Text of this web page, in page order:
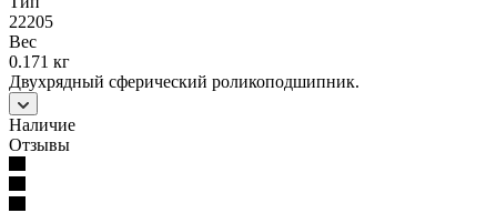
22205
Вес
0.171 кг
Двухрядный сферический роликоподшипник.
Наличие
Отзывы